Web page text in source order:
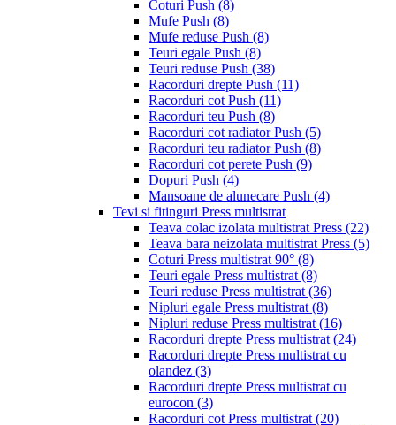
Coturi Push (8)
Mufe Push (8)
Mufe reduse Push (8)
Teuri egale Push (8)
Teuri reduse Push (38)
Racorduri drepte Push (11)
Racorduri cot Push (11)
Racorduri teu Push (8)
Racorduri cot radiator Push (5)
Racorduri teu radiator Push (8)
Racorduri cot perete Push (9)
Dopuri Push (4)
Mansoane de alunecare Push (4)
Tevi si fitinguri Press multistrat
Teava colac izolata multistrat Press (22)
Teava bara neizolata multistrat Press (5)
Coturi Press multistrat 90° (8)
Teuri egale Press multistrat (8)
Teuri reduse Press multistrat (36)
Nipluri egale Press multistrat (8)
Nipluri reduse Press multistrat (16)
Racorduri drepte Press multistrat (24)
Racorduri drepte Press multistrat cu
olandez (3)
Racorduri drepte Press multistrat cu
eurocon (3)
Racorduri cot Press multistrat (20)